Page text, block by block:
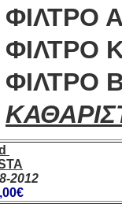
ΦΙΛΤΡΟ
ΦΙΛΤΡΟ
ΦΙΛΤΡΟ
2012